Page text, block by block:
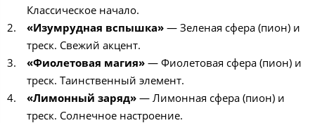
Классическое начало.
«Изумрудная вспышка»— Зеленая сфера (пион) и
треск. Свежий акцент.
«Фиолетовая магия»— Фиолетовая сфера (пион) и
треск. Таинственный элемент.
«Лимонный заряд»— Лимонная сфера (пион) и
треск. Солнечное настроение.